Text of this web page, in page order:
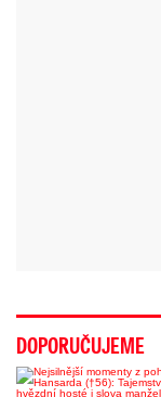
DOPORUČUJEME